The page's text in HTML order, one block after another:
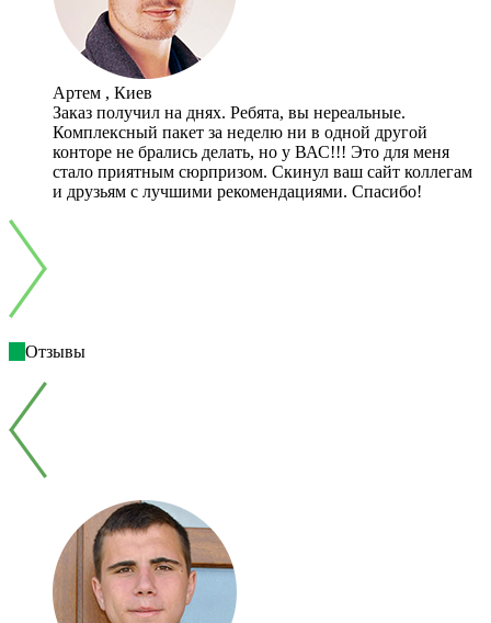
Артем , Киев
Заказ получил на днях. Ребята, вы нереальные.
Комплексный пакет за неделю ни в одной другой
конторе не брались делать, но у ВАС!!! Это для меня
стало приятным сюрпризом. Скинул ваш сайт коллегам
и друзьям с лучшими рекомендациями. Спасибо!
Отзывы